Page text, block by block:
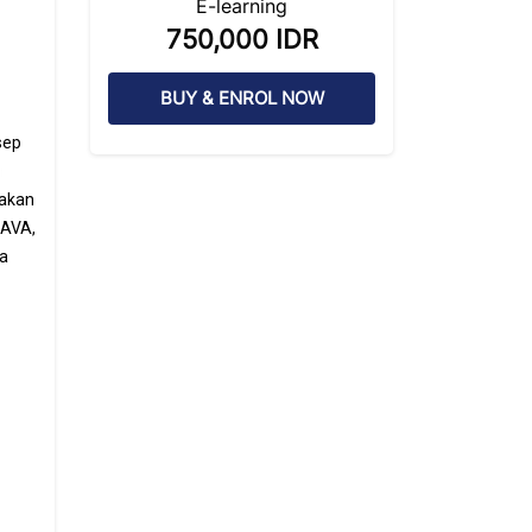
E-learning
750,000 IDR
BUY & ENROL NOW